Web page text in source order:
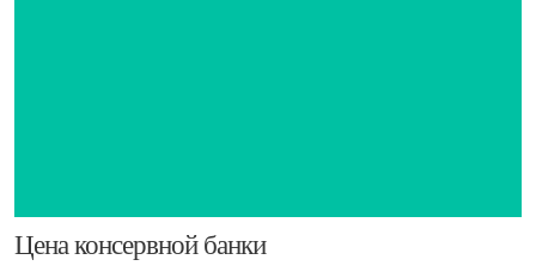
Цена консервной банки